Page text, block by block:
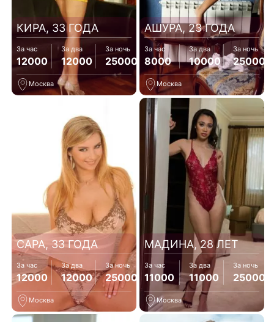
КИРА, 33 ГОДА
За час
12000
За два
12000
За ночь
25000
Москва
АШУРА, 23 ГОДА
За час
8000
За два
10000
За ночь
25000
Москва
САРА, 33 ГОДА
За час
12000
За два
12000
За ночь
25000
Москва
МАДИНА, 28 ЛЕТ
За час
11000
За два
11000
За ночь
25000
Москва